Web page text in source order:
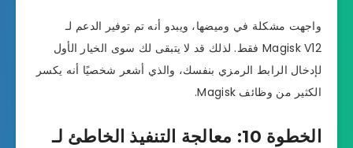
واجهت مشكلة في وميضها، ويبدو أنه تم توفير الدعم لـ
Magisk V12 فقط. لذلك قد لا يتبقى لك سوى الخيار الأول
لإدخال الرابط الرمزي بنفسك، والذي أشعر شخصيًا أنه يكسر
الكثير من وظائف Magisk.
الخطوة 10: معالجة التنفيذ الخاطئ لـ